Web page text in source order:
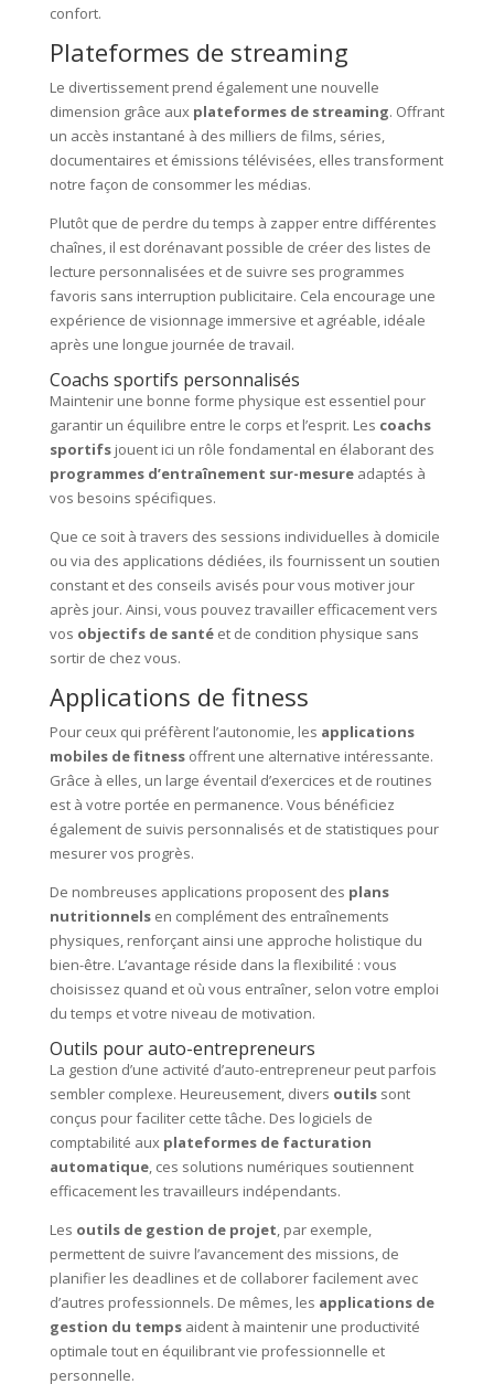
confort.
Plateformes de streaming
Le divertissement prend également une nouvelle
dimension grâce aux plateformes de streaming. Offrant
un accès instantané à des milliers de films, séries,
documentaires et émissions télévisées, elles transforment
notre façon de consommer les médias.
Plutôt que de perdre du temps à zapper entre différentes
chaînes, il est dorénavant possible de créer des listes de
lecture personnalisées et de suivre ses programmes
favoris sans interruption publicitaire. Cela encourage une
expérience de visionnage immersive et agréable, idéale
après une longue journée de travail.
Coachs sportifs personnalisés
Maintenir une bonne forme physique est essentiel pour
garantir un équilibre entre le corps et l’esprit. Les coachs
sportifsjouent ici un rôle fondamental en élaborant des
programmes d’entraînement sur-mesureadaptés à
vos besoins spécifiques.
Que ce soit à travers des sessions individuelles à domicile
ou via des applications dédiées, ils fournissent un soutien
constant et des conseils avisés pour vous motiver jour
après jour. Ainsi, vous pouvez travailler efficacement vers
vos objectifs de santéet de condition physique sans
sortir de chez vous.
Applications de fitness
Pour ceux qui préfèrent l’autonomie, les applications
mobiles de fitnessoffrent une alternative intéressante.
Grâce à elles, un large éventail d’exercices et de routines
est à votre portée en permanence. Vous bénéficiez
également de suivis personnalisés et de statistiques pour
mesurer vos progrès.
De nombreuses applications proposent des plans
nutritionnelsen complément des entraînements
physiques, renforçant ainsi une approche holistique du
bien-être. L’avantage réside dans la flexibilité : vous
choisissez quand et où vous entraîner, selon votre emploi
du temps et votre niveau de motivation.
Outils pour auto-entrepreneurs
La gestion d’une activité d’auto-entrepreneur peut parfois
sembler complexe. Heureusement, divers outilssont
conçus pour faciliter cette tâche. Des logiciels de
comptabilité aux plateformes de facturation
automatique, ces solutions numériques soutiennent
efficacement les travailleurs indépendants.
Les outils de gestion de projet, par exemple,
permettent de suivre l’avancement des missions, de
planifier les deadlines et de collaborer facilement avec
d’autres professionnels. De mêmes, les applications de
gestion du tempsaident à maintenir une productivité
optimale tout en équilibrant vie professionnelle et
personnelle.